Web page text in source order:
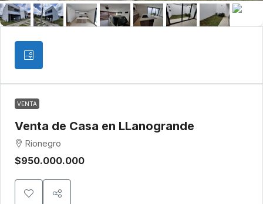
VENTA
Venta de Casa en LLanogrande
Rionegro
$950.000.000